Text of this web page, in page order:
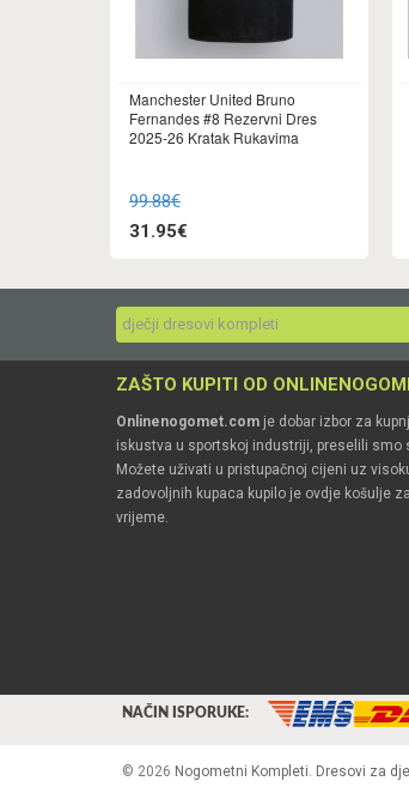
Manchester United Bruno
Fernandes #8 Rezervni Dres
2025-26 Kratak Rukavima
99.88€
31.95€
dječji dresovi kompleti
ZAŠTO KUPITI OD
Onlinenogomet.com je dobar izbor za
iskustva u sportskoj industriji, preselili smo
Možete uživati u pristupačnoj cijeni uz
zadovoljnih kupaca kupilo je ovdje košulje
vrijeme.
NAČIN ISPORUKE:
© 2026 Nogometni Kompleti. Dresovi za